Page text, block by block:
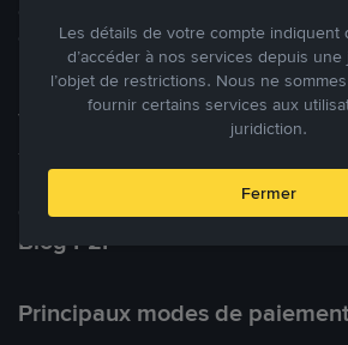
cryptomonnaies ouverte.
Tradez à des prix avantageux pour vous
Tradez des cryptos en étant libres
prix. Achetez ou vendez à partir des offres
des annonces commerciales pour fixer vos
Blog P2P
Principaux modes de paiement
Les détails de votre compte indiquent
d’accéder à nos services depuis
l’objet de restrictions. Nous ne
fournir certains services aux
juridiction.
Fermer